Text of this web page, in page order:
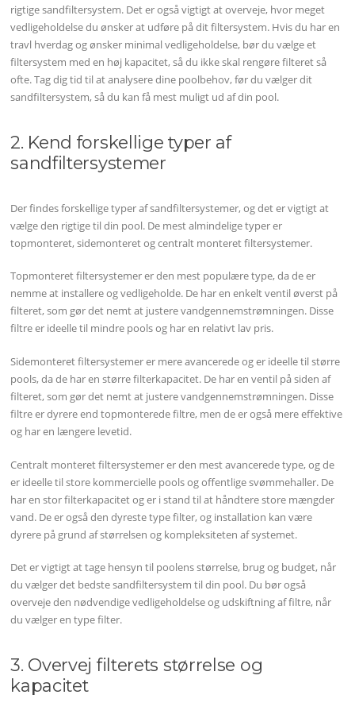
rigtige sandfiltersystem. Det er også vigtigt at overveje, hvor meget
vedligeholdelse du ønsker at udføre på dit filtersystem. Hvis du har en
travl hverdag og ønsker minimal vedligeholdelse, bør du vælge et
filtersystem med en høj kapacitet, så du ikke skal rengøre filteret så
ofte. Tag dig tid til at analysere dine poolbehov, før du vælger dit
sandfiltersystem, så du kan få mest muligt ud af din pool.
2. Kend forskellige typer af
sandfiltersystemer
Der findes forskellige typer af sandfiltersystemer, og det er vigtigt at
vælge den rigtige til din pool. De mest almindelige typer er
topmonteret, sidemonteret og centralt monteret filtersystemer.
Topmonteret filtersystemer er den mest populære type, da de er
nemme at installere og vedligeholde. De har en enkelt ventil øverst på
filteret, som gør det nemt at justere vandgennemstrømningen. Disse
filtre er ideelle til mindre pools og har en relativt lav pris.
Sidemonteret filtersystemer er mere avancerede og er ideelle til større
pools, da de har en større filterkapacitet. De har en ventil på siden af
filteret, som gør det nemt at justere vandgennemstrømningen. Disse
filtre er dyrere end topmonterede filtre, men de er også mere effektive
og har en længere levetid.
Centralt monteret filtersystemer er den mest avancerede type, og de
er ideelle til store kommercielle pools og offentlige svømmehaller. De
har en stor filterkapacitet og er i stand til at håndtere store mængder
vand. De er også den dyreste type filter, og installation kan være
dyrere på grund af størrelsen og kompleksiteten af systemet.
Det er vigtigt at tage hensyn til poolens størrelse, brug og budget, når
du vælger det bedste sandfiltersystem til din pool. Du bør også
overveje den nødvendige vedligeholdelse og udskiftning af filtre, når
du vælger en type filter.
3. Overvej filterets størrelse og
kapacitet